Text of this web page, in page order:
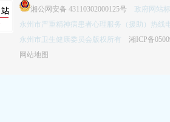
湘公网安备 43110302000125号 政府网站标
永州市严重精神病患者心理服务（援助）热线
永州市卫生健康委员会版权所有 湘ICP备
网站地图